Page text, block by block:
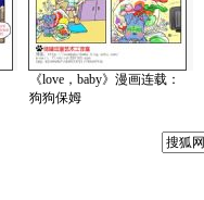
《love，baby》漫画连载：
狗狗保姆